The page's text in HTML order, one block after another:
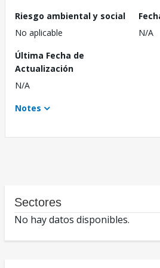
Riesgo ambiental y social
No aplicable
N/A
Última Fecha de
Actualización
N/A
Notes
Sectores
No hay datos disponibles.